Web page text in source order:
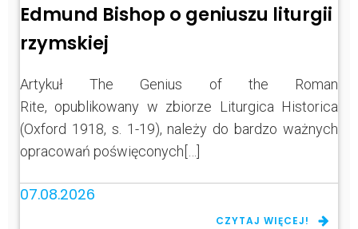
Edmund Bishop o geniuszu liturgii
rzymskiej
Artykuł The Genius of the Roman
Rite, opublikowany w zbiorze Liturgica Historica
(Oxford 1918, s. 1-19), należy do bardzo ważnych
opracowań poświęconych[…]
07.08.2026
CZYTAJ WIĘCEJ!